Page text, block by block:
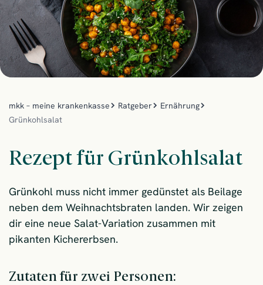
mkk – meine krankenkasse Ratgeber
Ernährung
Grünkohlsalat
Rezept für Grünkohlsalat
Grünkohl muss nicht immer gedünstet als Beilage
neben dem Weihnachtsbraten landen. Wir zeigen
dir eine neue Salat-Variation zusammen mit
pikanten Kichererbsen.
Zutaten für zwei Personen: